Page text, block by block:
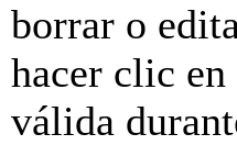
borrar o
hacer clic en
válida